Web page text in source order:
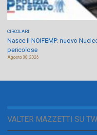
CIRCOLARI
Nasce il NOIFEMP: nuovo
pericolose
Agosto 08, 2026
VALTER MAZZETTI SU